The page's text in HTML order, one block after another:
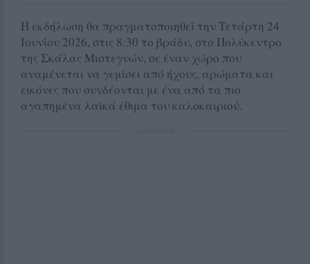
Η εκδήλωση θα πραγματοποιηθεί την Τετάρτη 24
Ιουνίου 2026, στις 8:30 το βράδυ, στο Πολύκεντρο
της Σκάλας Μιστεγνών, σε έναν χώρο που
αναμένεται να γεμίσει από ήχους, αρώματα και
εικόνες που συνδέονται με ένα από τα πιο
αγαπημένα λαϊκά έθιμα του καλοκαιριού.